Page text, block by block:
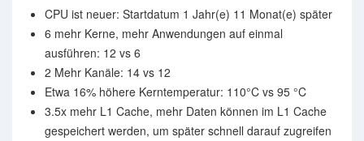
CPU ist neuer: Startdatum 1 Jahr(e) 11 Monat(e) später
6 mehr Kerne, mehr Anwendungen auf einmal
ausführen: 12 vs 6
2 Mehr Kanäle: 14 vs 12
Etwa 16% höhere Kerntemperatur: 110°C vs 95 °C
3.5x mehr L1 Cache, mehr Daten können im L1 Cache
gespeichert werden, um später schnell darauf zugreifen